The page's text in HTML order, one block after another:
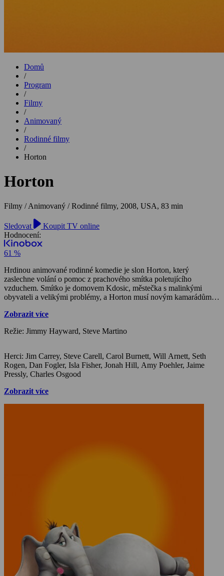
Domů
/
Program
/
Filmy
/
Animovaný
/
Rodinné filmy
/
Horton
Horton
Filmy / Animovaný / Rodinné filmy, 2008, USA, 83 min
Sledovat
Koupit TV online
Hodnocení:
61 %
Hrdinou animované rodinné komedie je slon Horton, který
zaslechne volání o pomoc z prachového smítka poletujícího
vzduchem. Smítko je domovem Kdosic, městečka s malinkými
obyvateli a velikými problémy, a Horton musí novým kamarádům
pohádkovým příběhem pro děti i dospělé. Horton je celkem
překvapí, když mu pod nos spadne smítko prachu, které mluví.
žijí maličkatí Kdovíci. Patří k nim i starosta, který má několik
desítek roztomilých dcer, vede spokojený život a čeká ho velkolepá
oslava stoletého výročí městečka. A je také jediný, kdo Hortona
slyší. I starosta si zpočátku myslí, že mu přeskočilo, ale naštěstí včas
pochopí, že Kdosice jsou ve vážném ohrožení. Jejich osud teď
závisí na tom, zda se slonovi podaří překonat nástrahy džungle a
Zobrazit více
Režie: Jimmy Hayward, Steve Martino
Herci: Jim Carrey, Steve Carell, Carol Burnett, Will Arnett, Seth
Rogen, Dan Fogler, Isla Fisher, Jonah Hill, Amy Poehler, Jaime
Pressly, Charles Osgood
Zobrazit více